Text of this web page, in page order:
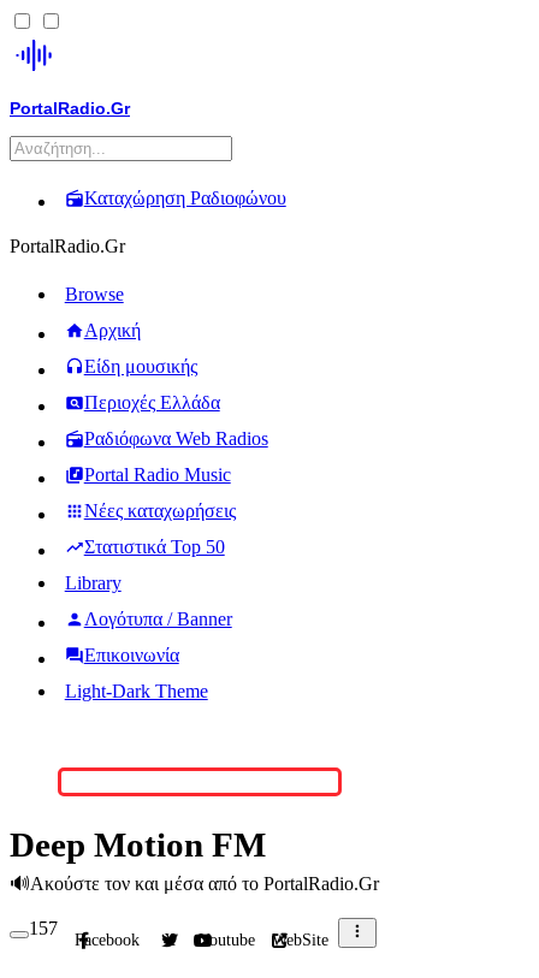
PortalRadio.Gr
Καταχώρηση Ραδιοφώνου
PortalRadio.Gr
Browse
Αρχική
Είδη μουσικής
Περιοχές Ελλάδα
Ραδιόφωνα Web Radios
Portal Radio Music
Νέες καταχωρήσεις
Στατιστικά Top 50
Library
Λογότυπα / Banner
Επικοινωνία
Light-Dark Theme
Deep Motion FM
🔊Ακούστε τον και μέσα από το PortalRadio.Gr
157
Facebook X Youtube WebSite